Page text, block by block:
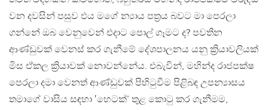
වන දවසින් පසුව එය මගේ න්‍යාය පත්‍රය බවට මා පෙරලා
ගන්නේ ඔබ වෙනුවෙන් එදාට පොල් ගෑමට ද? පවතින
ආණ්ඩුවක් වෙනස් කර ගැනීමේ දේශපාලනය යනු ක්‍රියාවලියක්
මිස ඒකල ක්‍රියාවක් නොවන්නේය. එබැවින්, මහින්ද රාජපක්ෂ
පෙරලා දමා වෙනත් ආණ්ඩුවක් පිහිටුවීම පිළිබඳ උපන්‍යාසය
තමාගේ වාසිය සඳහා ‛හෙටක්’ තුළ කොටු කර ගැනීමම,